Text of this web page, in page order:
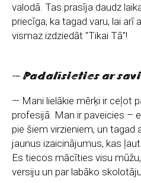
valodā. Tas prasīja daudz
priecīga, ka tagad varu, lai arī
vismaz izdziedāt "Tikai Tā"!
— Padalīsieties ar
— Mani lielākie mērķi ir ceļot
profesijā. Man ir paveicies –
pie šiem virzieniem, un tagad
jaunus izaicinājumus, kas
Es tiecos mācīties visu
versiju un par labāko